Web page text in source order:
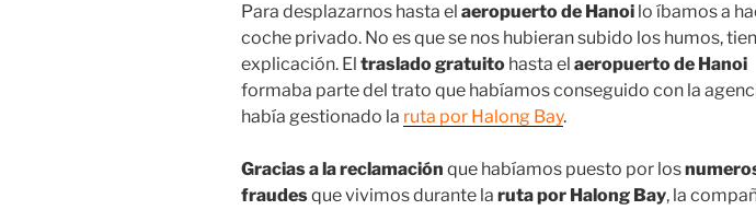
Para desplazarnos hasta el aeropuerto de Hanoi lo íbamos a
coche privado. No es que se nos hubieran subido los humos,
explicación. El traslado gratuito hasta el aeropuerto de Hanoi
formaba parte del trato que habíamos conseguido con la
había gestionado la ruta por Halong Bay.
Gracias a la reclamación que habíamos puesto por los
fraudesque vivimos durante la ruta por Halong Bay, la